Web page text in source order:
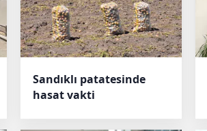
Sandıklı patatesinde
hasat vakti